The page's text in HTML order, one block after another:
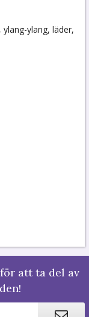
ylang, läder,
att ta del av